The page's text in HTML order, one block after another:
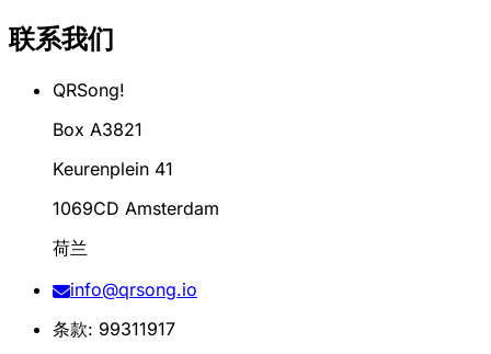
联系我们
QRSong!
Box A3821
Keurenplein 41
1069CD Amsterdam
荷兰
info@qrsong.io
条款: 99311917